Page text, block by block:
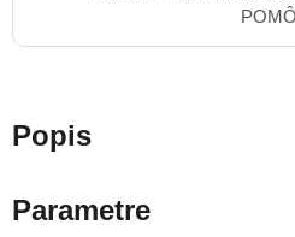
Popis
Parametre